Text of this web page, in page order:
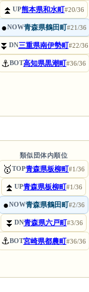
⏫ UP熊本県和水町#20/36
●NOW青森県鶴田町#21/36
⏬ DN三重県南伊勢町#22/36
⚓BOT高知県黒潮町#36/36
類似団体内順位
🥇TOP青森県板柳町#1/36
⏫ UP青森県板柳町#1/36
●NOW青森県鶴田町#2/36
⏬ DN青森県六戸町#3/36
⚓BOT宮崎県都農町#36/36